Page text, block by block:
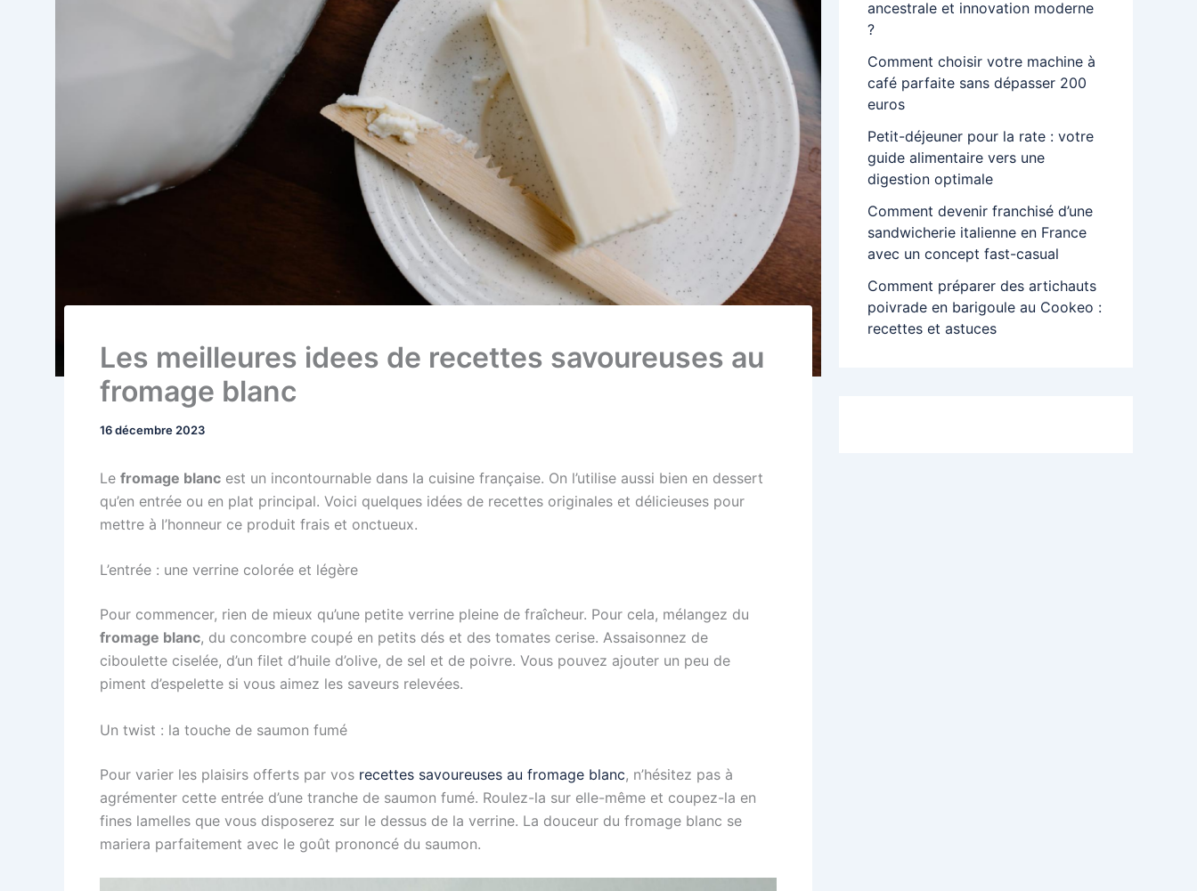
Les meilleures idees de recettes savoureuses au
fromage blanc
16 décembre 2023
Le fromage blanc est un incontournable dans la cuisine française. On l’utilise aussi bien en dessert
qu’en entrée ou en plat principal. Voici quelques idées de recettes originales et délicieuses pour
mettre à l’honneur ce produit frais et onctueux.
L’entrée : une verrine colorée et légère
Pour commencer, rien de mieux qu’une petite verrine pleine de fraîcheur. Pour cela, mélangez du
fromage blanc, du concombre coupé en petits dés et des tomates cerise. Assaisonnez de
ciboulette ciselée, d’un filet d’huile d’olive, de sel et de poivre. Vous pouvez ajouter un peu de
piment d’espelette si vous aimez les saveurs relevées.
Un twist : la touche de saumon fumé
Pour varier les plaisirs offerts par vos recettes savoureuses au fromage blanc, n’hésitez pas à
agrémenter cette entrée d’une tranche de saumon fumé. Roulez-la sur elle-même et coupez-la en
fines lamelles que vous disposerez sur le dessus de la verrine. La douceur du fromage blanc se
mariera parfaitement avec le goût prononcé du saumon.
ancestrale et innovation moderne
?
Comment choisir votre machine à
café parfaite sans dépasser 200
euros
Petit-déjeuner pour la rate : votre
guide alimentaire vers une
digestion optimale
Comment devenir franchisé d’une
sandwicherie italienne en France
avec un concept fast-casual
Comment préparer des artichauts
poivrade en barigoule au Cookeo :
recettes et astuces